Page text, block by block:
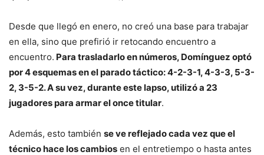
Desde que llegó en enero, no creó una base para trabajar
en ella, sino que prefirió ir retocando encuentro a
encuentro. Para trasladarlo en números, Domínguez optó
por 4 esquemas en el parado táctico: 4-2-3-1, 4-3-3, 5-3-
2, 3-5-2. A su vez, durante este lapso, utilizó a 23
jugadores para armar el once titular.
Además, esto también se ve reflejado cada vez que el
técnico hace los cambios en el entretiempo o hasta antes